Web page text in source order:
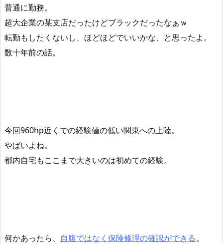
普通に勤務。
超大企業の某支店だったけどブラックだったなぁｗ
転勤もしたくないし、ほどほどでいいかな、と思ったよ。
数十年前の話。
今回960hp近くでの経験値の低い関東への上陸。
やばいよね。
都内自宅もここまで大きいのは初めての経験。
何かあったら、 自腹ではなく保険修理の確認ができる。